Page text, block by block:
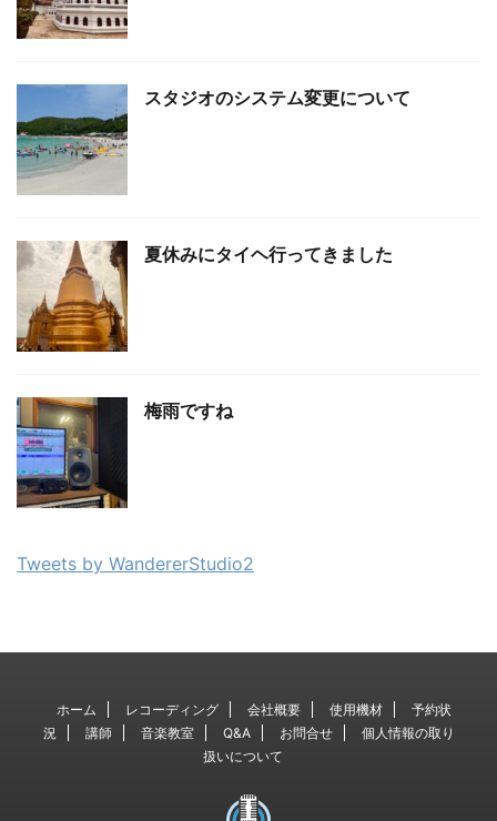
スタジオのシステム変更について
夏休みにタイヘ行ってきました
梅雨ですね
Tweets by WandererStudio2
ホーム レコーディング 会社概要 使用機材
予約状
況
講師 音楽教室 Q&A お問合せ
個人情報の取り
扱いについて